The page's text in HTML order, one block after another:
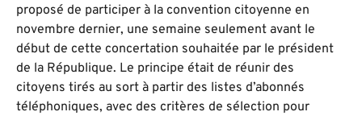
proposé de participer à la convention citoyenne en
novembre dernier, une semaine seulement avant le
début de cette concertation souhaitée par le président
de la République. Le principe était de réunir des
citoyens tirés au sort à partir des listes d’abonnés
téléphoniques, avec des critères de sélection pour